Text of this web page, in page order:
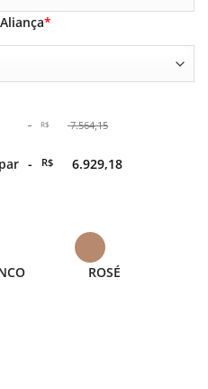
*
- R$ 7.564,15
O
- R$ 6.929,18
R$ 6.929,18.
ROSÉ